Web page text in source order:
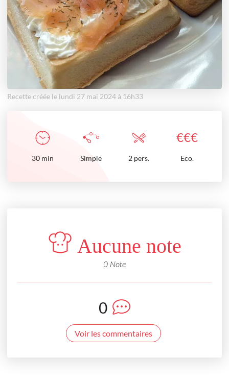
Recette créée le lundi 27 mai 2024 à 16h33
€€€
30 min Simple 2 pers. Eco.
Aucune note
0 Note
0
Voir les commentaires